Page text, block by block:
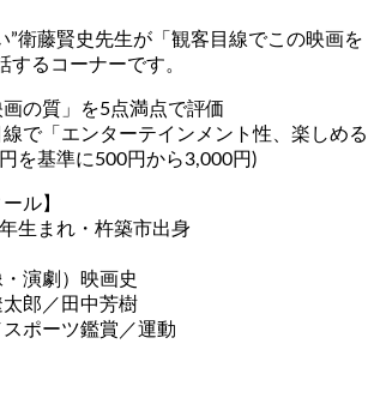
”衛藤賢史先生が「観客目線でこの映画を
するコーナーです。
の質」を5点満点で評価
で「エンターテインメント性、楽しめる
を基準に500円から3,000円)
ル】
生まれ・杵築市出身
演劇）映画史
郎／田中芳樹
ポーツ鑑賞／運動